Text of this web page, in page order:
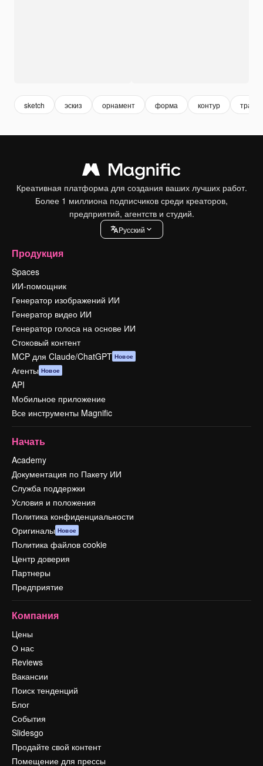
sketch эскиз орнамент форма контур
Креативная платформа для создания ваших лучших работ.
Более 1 миллиона подписчиков среди креаторов,
предприятий, агентств и студий.
Pусский
Продукция
Spaces
ИИ-помощник
Генератор изображений ИИ
Генератор видео ИИ
Генератор голоса на основе ИИ
Стоковый контент
MCP для Claude/ChatGPT Новое
Агенты Новое
API
Мобильное приложение
Все инструменты Magnific
Начать
Academy
Документация по Пакету ИИ
Служба поддержки
Условия и положения
Политика конфиденциальности
Оригиналы Новое
Политика файлов cookie
Центр доверия
Партнеры
Предприятие
Компания
Цены
О нас
Reviews
Вакансии
Поиск тенденций
Блог
События
Slidesgo
Продайте свой контент
Помещение для прессы